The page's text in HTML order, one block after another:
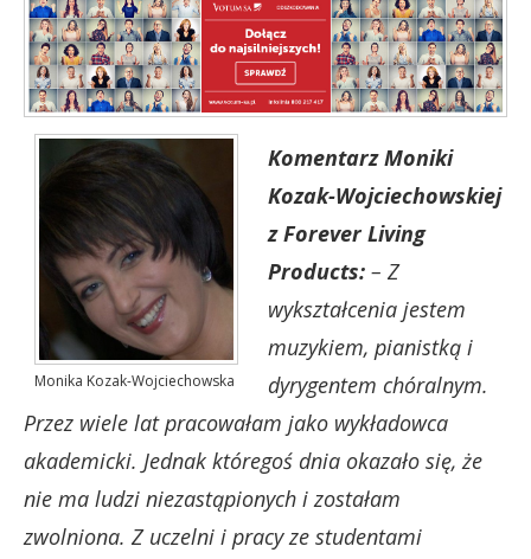
Monika Kozak-Wojciechowska
Komentarz Moniki
Kozak-Wojciechowskiej
z Forever Living
Products: – Z
wykształcenia jestem
muzykiem, pianistką i
dyrygentem chóralnym.
Przez wiele lat pracowałam jako wykładowca
akademicki. Jednak któregoś dnia okazało się, że
nie ma ludzi niezastąpionych i zostałam
zwolniona. Z uczelni i pracy ze studentami